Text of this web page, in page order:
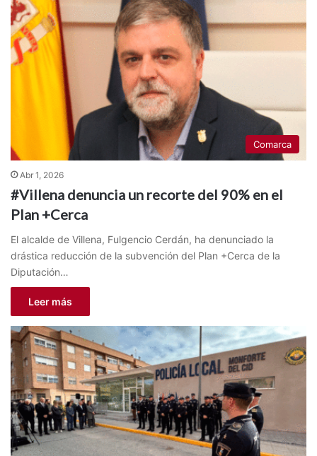
Comarca
Abr 1, 2026
#Villena denuncia un recorte del 90% en el
Plan +Cerca
El alcalde de Villena, Fulgencio Cerdán, ha denunciado la
drástica reducción de la subvención del Plan +Cerca de la
Diputación…
Leer más